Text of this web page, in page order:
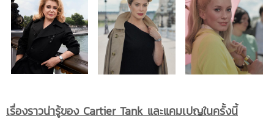
เรื่องราวน่ารู้ของ Cartier Tank และแคมเปญในครั้งนี้